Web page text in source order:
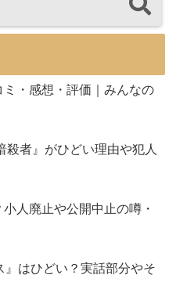
・感想・評価｜みんなの
殺者』がひどい理由や犯人
人廃止や公開中止の噂・
』はひどい？実話部分やそ